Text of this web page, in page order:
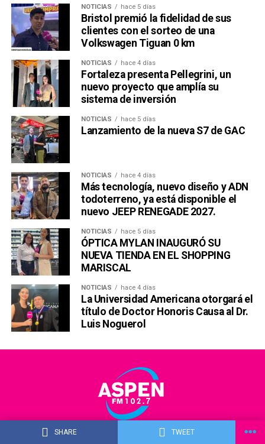
SHARE TWEET
NOTICIAS hace 5 días
Bristol premió la fidelidad de sus
clientes con el sorteo de una
Volkswagen Tiguan 0 km
NOTICIAS hace 4 días
Fortaleza presenta Pellegrini, un
nuevo proyecto que amplía su
sistema de inversión
NOTICIAS hace 5 días
Lanzamiento de la nueva S7 de GAC
NOTICIAS hace 4 días
Más tecnología, nuevo diseño y ADN
todoterreno, ya está disponible el
nuevo JEEP RENEGADE 2027.
NOTICIAS hace 5 días
ÓPTICA MYLAN INAUGURÓ SU
NUEVA TIENDA EN EL SHOPPING
MARISCAL
NOTICIAS hace 4 días
La Universidad Americana otorgará el
título de Doctor Honoris Causa al Dr.
Luis Noguerol